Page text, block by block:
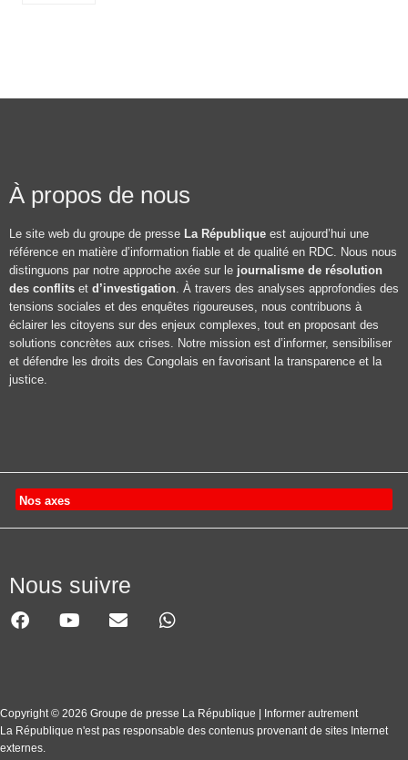
À propos de nous
Le site web du groupe de presse La République est aujourd’hui une
référence en matière d’information fiable et de qualité en RDC. Nous nous
distinguons par notre approche axée sur le journalisme de résolution
des conflits et d’investigation. À travers des analyses approfondies des
tensions sociales et des enquêtes rigoureuses, nous contribuons à
éclairer les citoyens sur des enjeux complexes, tout en proposant des
solutions concrètes aux crises. Notre mission est d’informer, sensibiliser
et défendre les droits des Congolais en favorisant la transparence et la
justice.
Nos axes
Nous suivre
Copyright © 2026 Groupe de presse La République | Informer autrement
La République n'est pas responsable des contenus provenant de sites Internet
externes.